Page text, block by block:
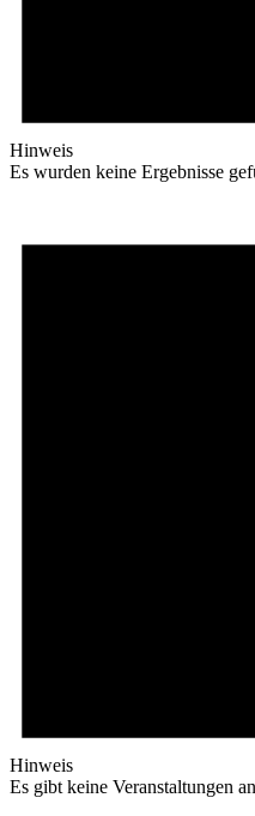
Hinweis
Es wurden keine Ergebnisse
Hinweis
Es gibt keine Veranstaltungen